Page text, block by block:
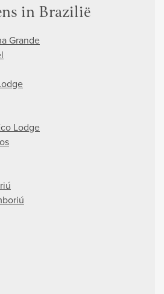
in Brazilië
Grande
Lodge